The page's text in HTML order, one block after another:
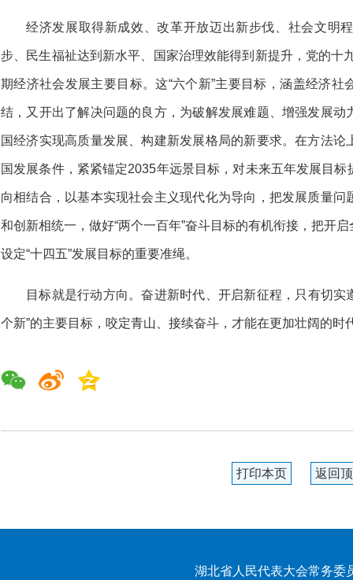
经济发展取得新成效、改革开放迈出新步伐、社会文明
步、民生福祉达到新水平、国家治理效能得到新提升，党的十
期经济社会发展主要目标。这“六个新”主要目标，涵盖经济
结，又开出了解决问题的良方，为破解发展难题、增强发展
国经济实现高质量发展、构建新发展格局的新要求。在方法
国发展条件，紧紧锚定2035年远景目标，对未来五年发展目
向相结合，以基本实现社会主义现代化为导向，把发展质量
和创新相统一，做好“两个一百年”奋斗目标的有机衔接，把开
设定“十四五”发展目标的重要准绳。
目标就是行动方向。奋进新时代、开启新征程，只有切实
个新”的主要目标，咬定青山、接续奋斗，才能在更加壮阔的时
打印本页 返回
湖北省人民代表大会常务委